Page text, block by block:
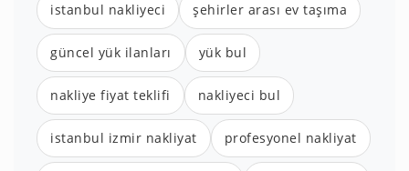
istanbul nakliyeci şehirler arası ev taşıma
güncel yük ilanları yük bul
nakliye fiyat teklifi nakliyeci bul
istanbul izmir nakliyat profesyonel nakliyat